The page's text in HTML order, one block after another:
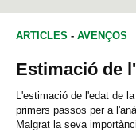
ARTICLES - AVENÇOS
Estimació de
L'estimació de l'edat de
primers passos per a
Malgrat la seva